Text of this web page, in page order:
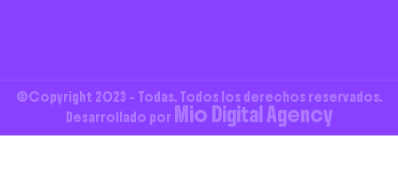
©Copyright 2023 - Todas. Todos los derechos reservados.
Desarrollado por Mio Digital Agency